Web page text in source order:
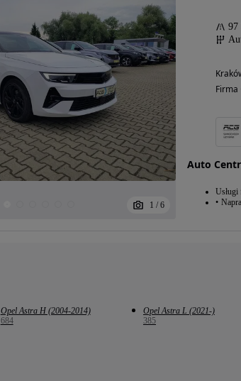
1 / 6
97
Firma
Auto
Usługi
Opel Astra H (2004-2014)
684
Opel Astra L (2021-)
385